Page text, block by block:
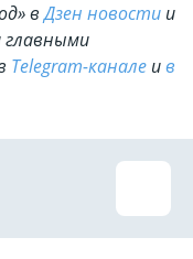
вДзен новости и
главными
Telegram-канале ив